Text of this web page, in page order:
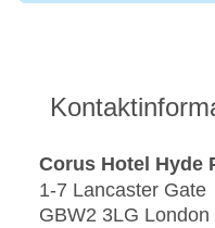
Corus Hotel Hyde
1-7 Lancaster Gate
GBW2 3LG London